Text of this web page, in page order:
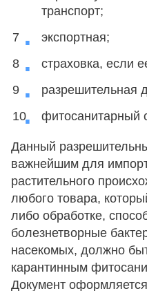
транспорт;
экспортная;
страховка, если
разрешительная
фитосанитарный
Данный
важнейшим для
растительного
любого товара,
либо обработке,
болезнетворные
насекомых, должно
карантинным
Документ